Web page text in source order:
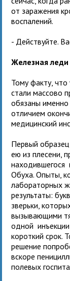
от заражения
воспалений.
- Действуйте.
Железная леди
Тому факту,
стали массово
обязаны именно
отличием
медицинский
Первый
ею из плесени,
находившегося
Обуха. Опыты,
лабораторных
результаты:
зверьки,
вызывающими
одной
короткий срок.
решение
вскоре
полевых